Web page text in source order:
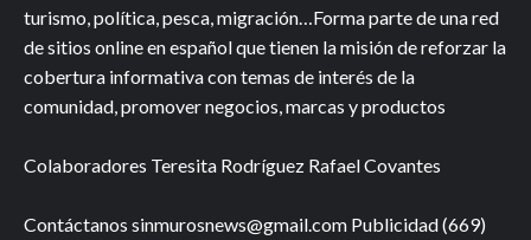
turismo, política, pesca, migración…Forma parte de una red
de sitios online en español que tienen la misión de reforzar la
cobertura informativa con temas de interés de la
comunidad, promover negocios, marcas y productos
Colaboradores Teresita Rodríguez Rafael Covantes
Contáctanos sinmurosnews@gmail.com Publicidad (669)